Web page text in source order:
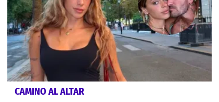
CAMINO AL ALTAR